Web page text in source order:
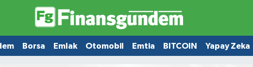
Borsa Emlak Otomobil Emtia BITCOIN Yapay Zeka